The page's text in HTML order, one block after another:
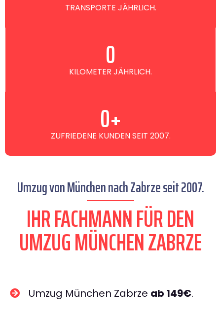
TRANSPORTE JÄHRLICH.
KILOMETER JÄHRLICH.
0
ZUFRIEDENE KUNDEN SEIT 2007.
0+
Umzug von München nach Zabrze seit 2007.
IHR FACHMANN FÜR DEN
UMZUG MÜNCHEN ZABRZE
Umzug München Zabrze ab 149€.